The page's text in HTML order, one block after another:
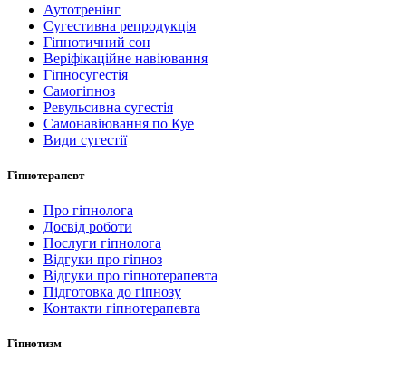
Аутотренінг
Сугестивна репродукція
Гіпнотичний сон
Веріфікаційне навіювання
Гіпносугестія
Самогіпноз
Ревульсивна сугестія
Самонавіювання по Куе
Види сугестії
Гіпнотерапевт
Про гіпнолога
Досвід роботи
Послуги гіпнолога
Відгуки про гіпноз
Відгуки про гіпнотерапевта
Підготовка до гіпнозу
Контакти гіпнотерапевта
Гіпнотизм